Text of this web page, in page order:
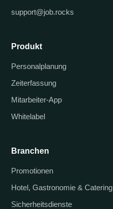
support@job.rocks
Produkt
Personalplanung
Zeiterfassung
Mitarbeiter-App
Whitelabel
Branchen
Promotionen
Hotel, Gastronomie & Catering
Sicherheitsdienste